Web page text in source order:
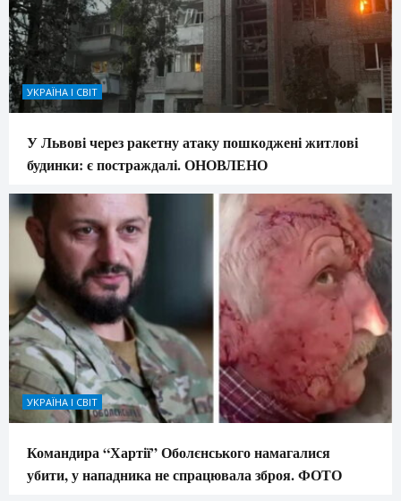
УКРАЇНА І СВІТ
У Львові через ракетну атаку пошкоджені житлові
будинки: є постраждалі. ОНОВЛЕНО
УКРАЇНА І СВІТ
Командира “Хартії” Оболєнського намагалися
убити, у нападника не спрацювала зброя. ФОТО